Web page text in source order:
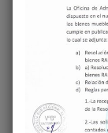
Tu